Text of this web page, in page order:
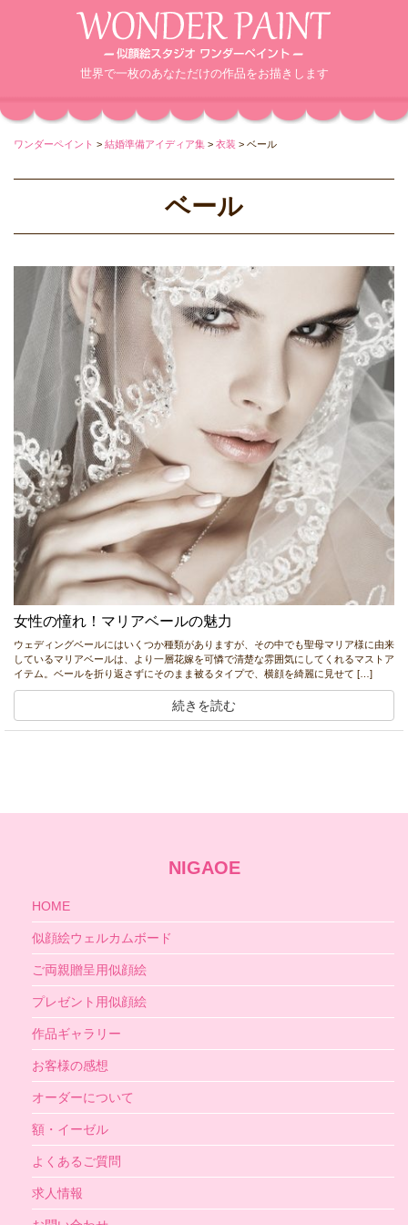
世界で一枚のあなただけの作品をお描きします
ワンダーペイント > 結婚準備アイディア集 > 衣装 > ベール
ベール
女性の憧れ！マリアベールの魅力
ウェディングベールにはいくつか種類がありますが、その中でも聖母マリア様に由来
しているマリアベールは、より一層花嫁を可憐で清楚な雰囲気にしてくれるマストア
イテム。ベールを折り返さずにそのまま被るタイプで、横顔を綺麗に見せて […]
続きを読む
NIGAOE
HOME
似顔絵ウェルカムボード
ご両親贈呈用似顔絵
プレゼント用似顔絵
作品ギャラリー
お客様の感想
オーダーについて
額・イーゼル
よくあるご質問
求人情報